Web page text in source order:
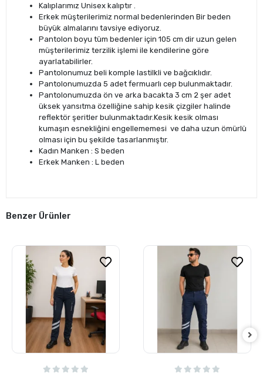
Kalıplarımız Unisex kalıptır .
Erkek müşterilerimiz normal bedenlerinden Bir beden
büyük almalarını tavsiye ediyoruz.
Pantolon boyu tüm bedenler için 105 cm dir uzun gelen
müşterilerimiz terzilik işlemi ile kendilerine göre
ayarlatabilirler.
Pantolonumuz beli komple lastilkli ve bağcıklıdır.
Pantolonumuzda 5 adet fermuarlı cep bulunmaktadır.
Pantolonumuzda ön ve arka bacakta 3 cm 2 şer adet
üksek yansıtma özelliğine sahip kesik çizgiler halinde
reflektör şeritler bulunmaktadır.Kesik kesik olması
kumaşın esnekliğini engellememesi ve daha uzun ömürlü
olması için bu şekilde tasarlanmıştır.
Kadın Manken : S beden
Erkek Manken : L beden
Benzer Ürünler